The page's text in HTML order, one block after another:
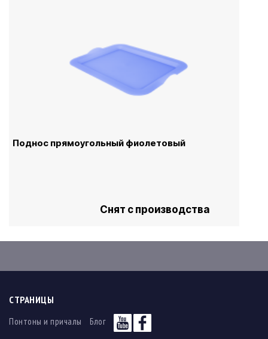
Поднос прямоугольный фиолетовый
Снят с производства
СТРАНИЦЫ
Понтоны и причалы Блог